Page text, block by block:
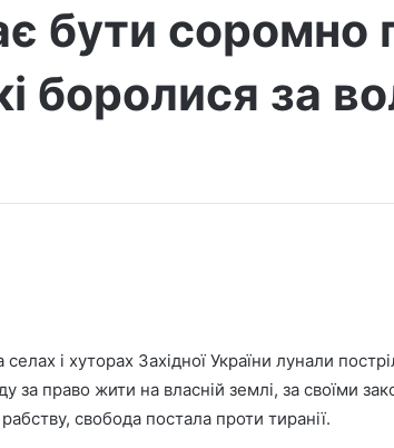
бути соромно
боролися за
і хуторах Західної України лунали
за право жити на власній землі, за своїми
свобода постала проти тиранії.